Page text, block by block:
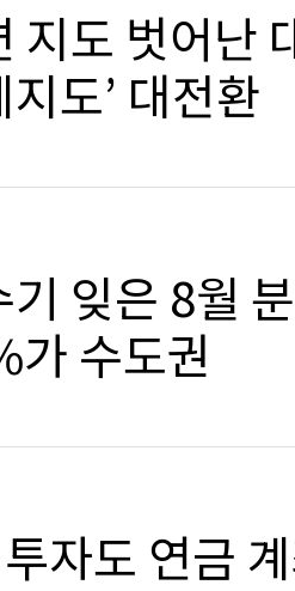
지도 벗어난
도’ 대전환
기 잊은 8월
가 수도권
자도 연금